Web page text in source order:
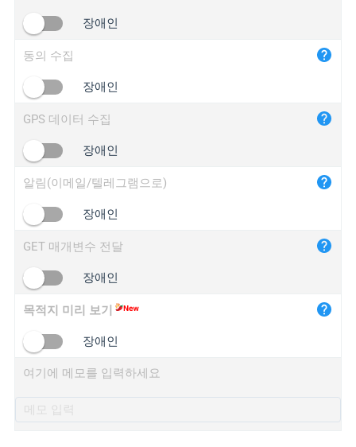
2no.co
yip.su
iplogger.info
iplogger.cn
장애인
동의 수집
장애인
GPS 데이터 수집
장애인
알림(이메일/텔레그램으로)
장애인
GET 매개변수 전달
장애인
목적지 미리 보기
장애인
여기에 메모를 입력하세요